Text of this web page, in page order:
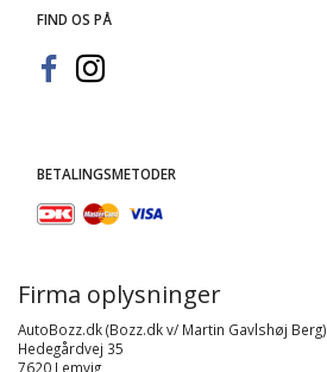
FIND OS PÅ
BETALINGSMETODER
Firma oplysninger
AutoBozz.dk (Bozz.dk v/ Martin Gavlshøj Berg)
Hedegårdvej 35
7620 Lemvig